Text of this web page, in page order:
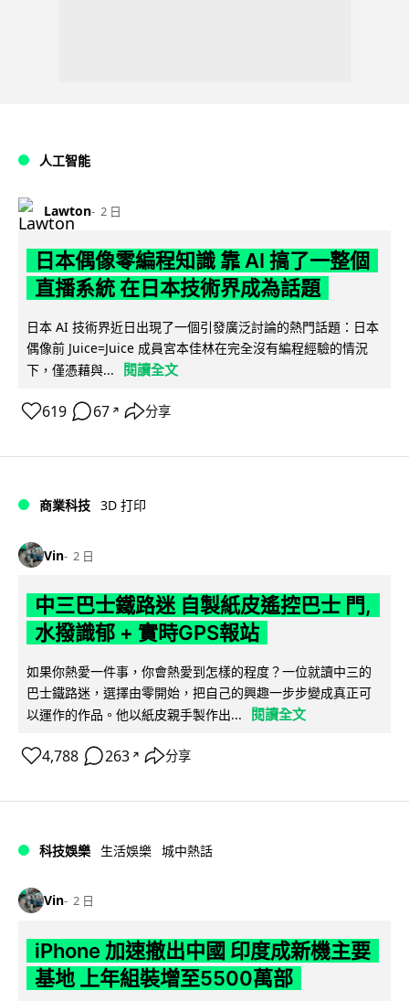
人工智能
Lawton 2 日
日本偶像零編程知識 靠 AI 搞了一整個
直播系統 在日本技術界成為話題
日本 AI 技術界近日出現了一個引發廣泛討論的熱門話題：日本
偶像前 Juice=Juice 成員宮本佳林在完全沒有編程經驗的情況
下，僅憑藉與...
閱讀全文
619 67 ↗ 分享
商業科技 3D 打印
Vin 2 日
中三巴士鐵路迷 自製紙皮遙控巴士 門,
水撥識郁 + 實時GPS報站
如果你熱愛一件事，你會熱愛到怎樣的程度？一位就讀中三的
巴士鐵路迷，選擇由零開始，把自己的興趣一步步變成真正可
以運作的作品。他以紙皮親手製作出...
閱讀全文
4,788 263 ↗ 分享
科技娛樂 生活娛樂 城中熱話
Vin 2 日
iPhone 加速撤出中國 印度成新機主要
基地 上年組裝增至5500萬部